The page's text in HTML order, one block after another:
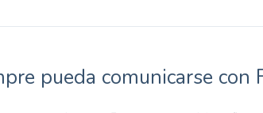
pueda comunicarse con